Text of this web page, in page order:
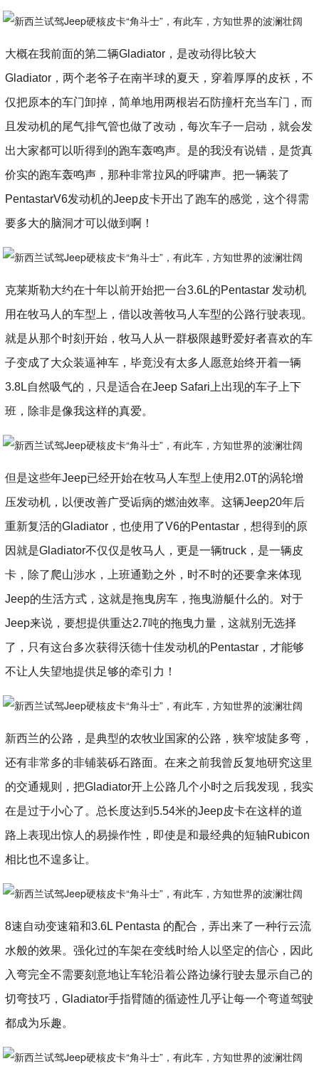
大概在我前面的第二辆Gladiator，是改动得比较大
Gladiator，两个老爷子在南半球的夏天，穿着厚厚的皮袄，不
仅把原本的车门卸掉，简单地用两根岩石防撞杆充当车门，而
且发动机的尾气排气管也做了改动，每次车子一启动，就会发
出大家都可以听得到的跑车轰鸣声。是的我没有说错，是货真
价实的跑车轰鸣声，那种非常拉风的呼啸声。把一辆装了
PentastarV6发动机的Jeep皮卡开出了跑车的感觉，这个得需
要多大的脑洞才可以做到啊！
克莱斯勒大约在十年以前开始把一台3.6L的Pentastar 发动机
用在牧马人的车型上，借以改善牧马人车型的公路行驶表现。
就是从那个时刻开始，牧马人从一群极限越野爱好者喜欢的车
子变成了大众装逼神车，毕竟没有太多人愿意始终开着一辆
3.8L自然吸气的，只是适合在Jeep Safari上出现的车子上下
班，除非是像我这样的真爱。
但是这些年Jeep已经开始在牧马人车型上使用2.0T的涡轮增
压发动机，以便改善广受诟病的燃油效率。这辆Jeep20年后
重新复活的Gladiator，也使用了V6的Pentastar，想得到的原
因就是Gladiator不仅仅是牧马人，更是一辆truck，是一辆皮
卡，除了爬山涉水，上班通勤之外，时不时的还要拿来体现
Jeep的生活方式，这就是拖曳房车，拖曳游艇什么的。对于
Jeep来说，要想提供重达2.7吨的拖曳力量，这就别无选择
了，只有这台多次获得沃德十佳发动机的Pentastar，才能够
不让人失望地提供足够的牵引力！
新西兰的公路，是典型的农牧业国家的公路，狭窄坡陡多弯，
还有非常多的非铺装砾石路面。在来之前我曾反复地研究这里
的交通规则，把Gladiator开上公路几个小时之后我发现，我实
在是过于小心了。总长度达到5.54米的Jeep皮卡在这样的道
路上表现出惊人的易操作性，即使是和最经典的短轴Rubicon
相比也不遑多让。
8速自动变速箱和3.6L Pentasta 的配合，弄出来了一种行云流
水般的效果。强化过的车架在变线时给人以坚定的信心，因此
入弯完全不需要刻意地让车轮沿着公路边缘行驶去显示自己的
切弯技巧，Gladiator手指臂随的循迹性几乎让每一个弯道驾驶
都成为乐趣。